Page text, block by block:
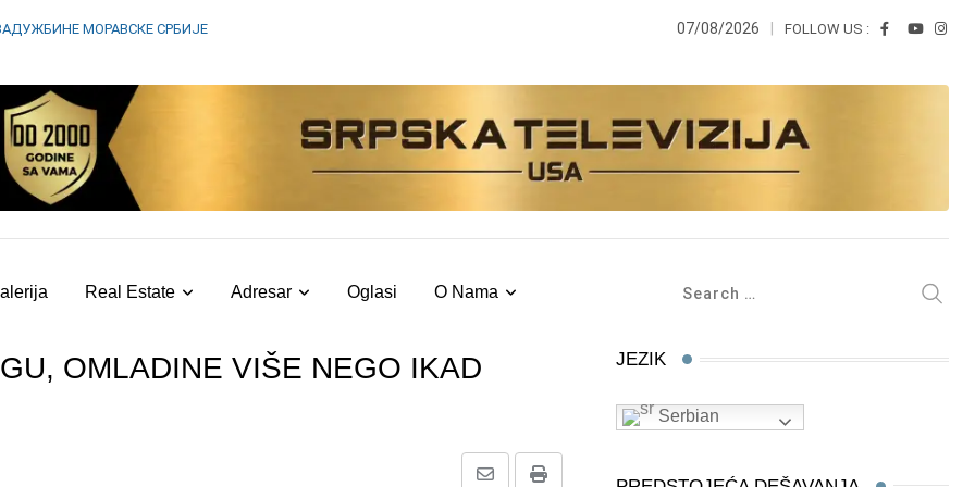
МОРАВСКЕ СРБИЈЕ 07/08/2026 FOLLOW US :
Real Estate Adresar Oglasi O Nama
OMLADINE VIŠE NEGO IKAD JEZIK
Serbian